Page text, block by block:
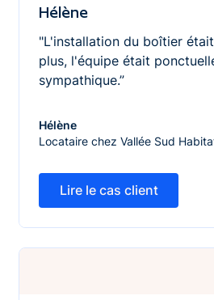
Hélène
"L'installation du boîtier
plus, l'équipe était
sympathique.”
Hélène
Locataire chez Vallée Sud
Lire le cas client
Lire le cas client